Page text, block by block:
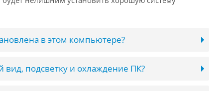
в этом компьютере?
подсветку и охлаждение ПК?